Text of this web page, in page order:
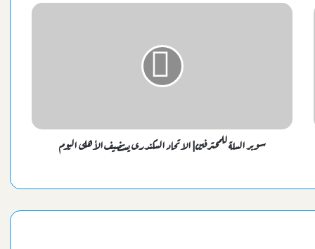
سوبر السلة للمحترفين| الاتحاد السكندرى يستضيف الأهلى اليوم